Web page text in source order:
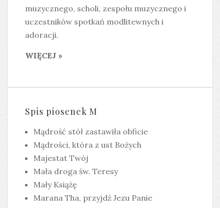
muzycznego, scholi, zespołu muzycznego i
uczestników spotkań modlitewnych i
adoracji.
WIĘCEJ »
Spis piosenek M
Mądrość stół zastawiła obficie
Mądrości, która z ust Bożych
Majestat Twój
Mała droga św. Teresy
Mały Książę
Marana Tha, przyjdź Jezu Panie